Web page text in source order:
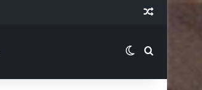
Random
Switch skin
Search for